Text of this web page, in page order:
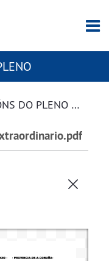
ACTAS DE ACORDOS DAS SESIÓNS DO PLENO DA CORPORACIÓN